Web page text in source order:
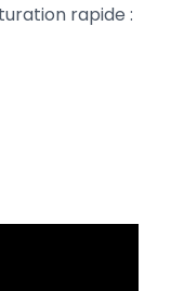
rapide :